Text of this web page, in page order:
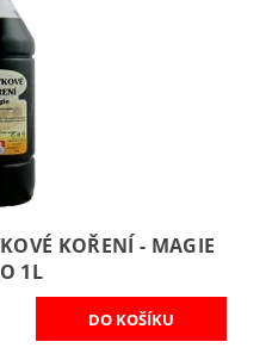
KOŘENÍ - MAGIE
1L